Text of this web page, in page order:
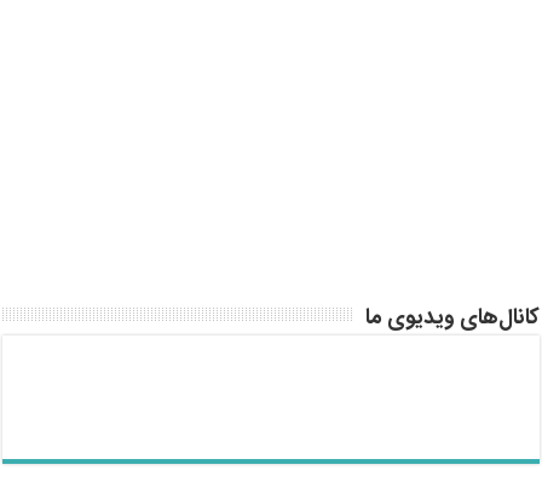
کانال‌های ویدیوی ما